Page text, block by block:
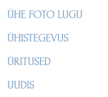
ÜHE FOTO LUGU
ÜHISTEGEVUS
ÜRITUSED
UUDIS